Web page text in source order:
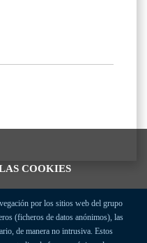
COOKIES
por los sitios web del grupo
(ficheros de datos anónimos), las
de manera no intrusiva. Estos